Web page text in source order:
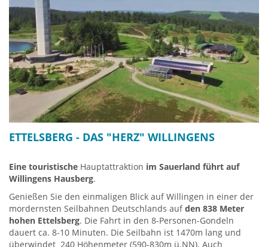
ETTELSBERG - DAS "HERZ" WILLINGENS
Eine touristische Hauptattraktion im Sauerland führt auf
Willingens Hausberg.
Genießen Sie den einmaligen Blick auf Willingen in einer der
mordernsten Seilbahnen Deutschlands aufden 838 Meter
hohen Ettelsberg. Die Fahrt in den 8-Personen-Gondeln
dauert ca. 8-10 Minuten. Die Seilbahn ist 1470m lang und
überwindet 240 Höhenmeter (590-830m ü.NN). Auch